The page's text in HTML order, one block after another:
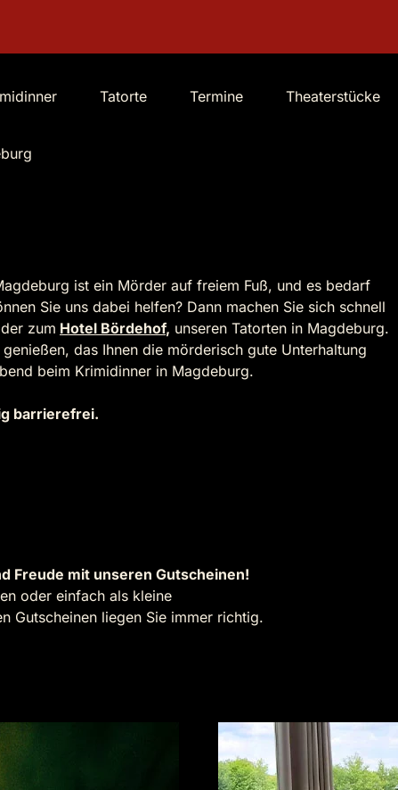
Tatorte Termine Theaterstücke
ist ein Mörder auf freiem Fuß, und es bedarf
Sie uns dabei helfen? Dann machen Sie sich schnell
zum Hotel Bördehof, unseren Tatorten in Magdeburg.
das Ihnen die mörderisch gute Unterhaltung
beim Krimidinner in Magdeburg.
barrierefrei.
Freude mit unseren Gutscheinen!
oder einfach als kleine
Gutscheinen liegen Sie immer richtig.